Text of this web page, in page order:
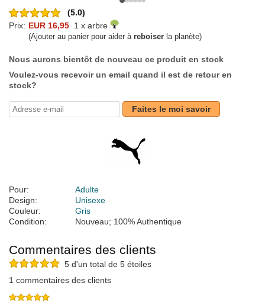
(5.0)
Prix: EUR 16,95 1 x arbre
(Ajouter au panier pour aider à reboiser la planète)
Nous aurons bientôt de nouveau ce produit en stock
Voulez-vous recevoir un email quand il est de retour en
stock?
Faites le moi savoir
Pour:
Adulte
Design:
Unisexe
Couleur:
Gris
Condition:
Nouveau; 100% Authentique
Commentaires des clients
5 d'un total de 5 étoiles
1 commentaires des clients